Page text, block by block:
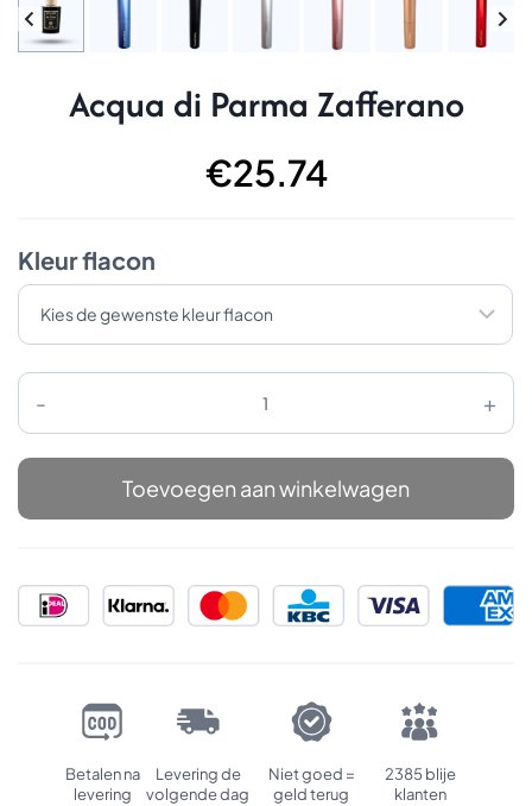
Acqua di Parma Zafferano
€25.74
Kleur flacon
Acqua
Parma
Zafferano
Toevoegen aan winkelwagen
Betalen na
levering
Levering de
volgende dag
Niet goed =
geld terug
2385 blije
klanten